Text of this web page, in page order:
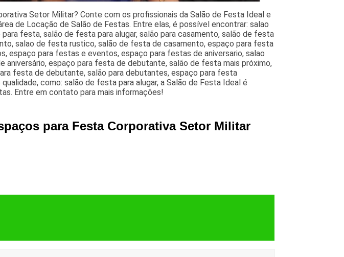
Setor Militar? Conte com os profissionais da Salão de Festa Ideal e
de Locação de Salão de Festas. Entre elas, é possível encontrar: salao
festa, salão de festa para alugar, salão para casamento, salão de festa
salao de festa rustico, salão de festa de casamento, espaço para festa
espaço para festas e eventos, espaço para festas de aniversario, salao
espaço para festa de debutante, salão de festa mais próximo,
festa de debutante, salão para debutantes, espaço para festa
como: salão de festa para alugar, a Salão de Festa Ideal é
Entre em contato para mais informações!
para Festa Corporativa Setor Militar